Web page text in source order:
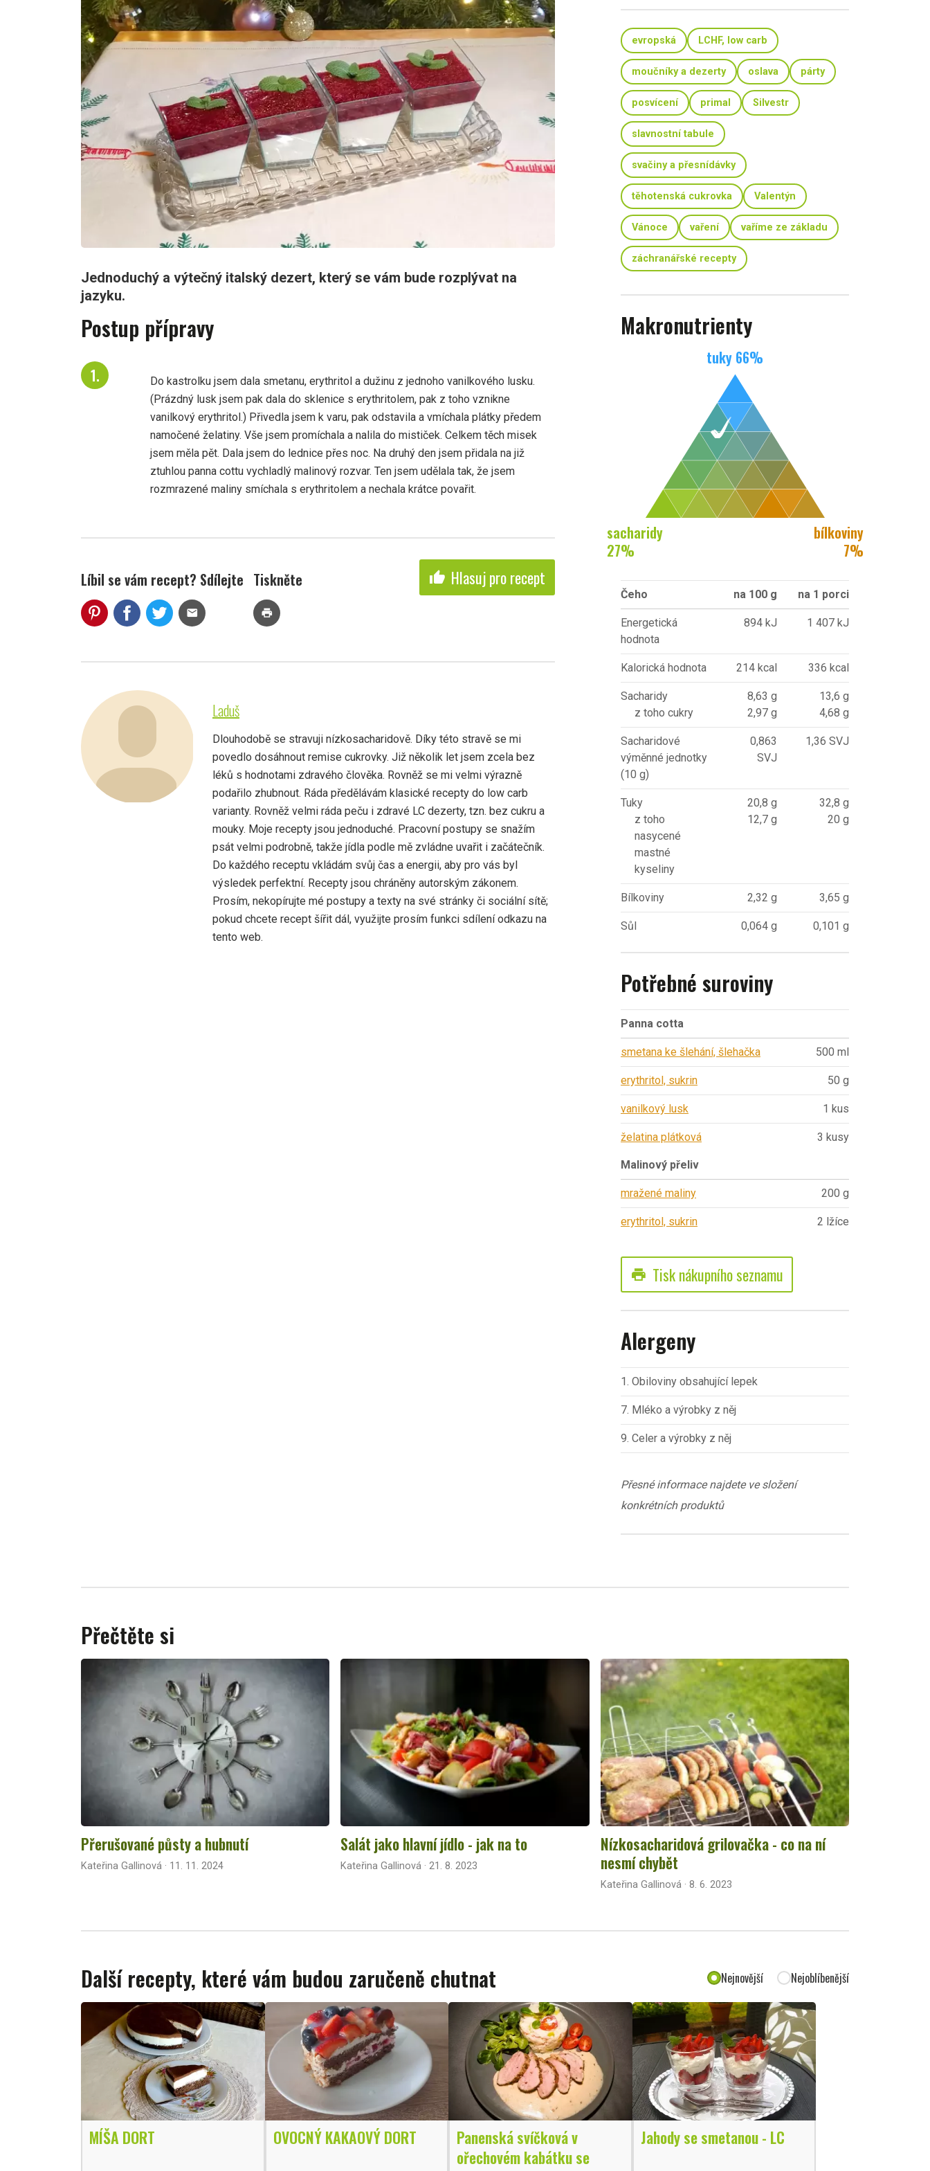
Jednoduchý a výtečný italský dezert, který se vám bude rozplývat na
jazyku.
Postup přípravy
Do kastrolku jsem dala smetanu, erythritol a dužinu z jednoho vanilkového lusku.
(Prázdný lusk jsem pak dala do sklenice s erythritolem, pak z toho vznikne
vanilkový erythritol.) Přivedla jsem k varu, pak odstavila a vmíchala plátky předem
namočené želatiny. Vše jsem promíchala a nalila do mističek. Celkem těch misek
jsem měla pět. Dala jsem do lednice přes noc. Na druhý den jsem přidala na již
ztuhlou panna cottu vychladlý malinový rozvar. Ten jsem udělala tak, že jsem
rozmrazené maliny smíchala s erythritolem a nechala krátce povařit.
Líbil se vám recept? Sdílejte
mail
Tiskněte
print
thumb_up Hlasuj pro recept
Laduš
Dlouhodobě se stravuji nízkosacharidově. Díky této stravě se mi
povedlo dosáhnout remise cukrovky. Již několik let jsem zcela bez
léků s hodnotami zdravého člověka. Rovněž se mi velmi výrazně
podařilo zhubnout. Ráda předělávám klasické recepty do low carb
varianty. Rovněž velmi ráda peču i zdravé LC dezerty, tzn. bez cukru a
mouky. Moje recepty jsou jednoduché. Pracovní postupy se snažím
psát velmi podrobně, takže jídla podle mě zvládne uvařit i začátečník.
Do každého receptu vkládám svůj čas a energii, aby pro vás byl
výsledek perfektní. Recepty jsou chráněny autorským zákonem.
Prosím, nekopírujte mé postupy a texty na své stránky či sociální sítě;
pokud chcete recept šířit dál, využijte prosím funkci sdílení odkazu na
tento web.
evropská LCHF, low carb
moučníky a dezerty oslava párty
posvícení primal Silvestr
slavnostní tabule
svačiny a přesnídávky
těhotenská cukrovka Valentýn
Vánoce vaření vaříme ze základu
záchranářské recepty
Makronutrienty
tuky 66%
sacharidy
27%
bílkoviny
7%
Čeho na 100 g na 1 porci
Energetická
hodnota
894 kJ 1 407 kJ
Kalorická hodnota 214 kcal 336 kcal
Sacharidy
z toho cukry
8,63 g
2,97 g
13,6 g
4,68 g
Sacharidové
výměnné jednotky
(10 g)
0,863
SVJ
1,36 SVJ
Tuky
z toho
nasycené
mastné
kyseliny
20,8 g
12,7 g
32,8 g
20 g
Bílkoviny 2,32 g 3,65 g
Sůl 0,064 g 0,101 g
Potřebné suroviny
Panna cotta
smetana ke šlehání, šlehačka 500 ml
erythritol, sukrin 50 g
vanilkový lusk 1 kus
želatina plátková 3 kusy
Malinový přeliv
mražené maliny 200 g
erythritol, sukrin 2 lžíce
print Tisk nákupního seznamu
Alergeny
1. Obiloviny obsahující lepek
7. Mléko a výrobky z něj
9. Celer a výrobky z něj
Přesné informace najdete ve složení
konkrétních produktů
Přečtěte si
Přerušované půsty a hubnutí
Kateřina Gallinová · 11. 11. 2024
Salát jako hlavní jídlo - jak na to
Kateřina Gallinová · 21. 8. 2023
Nízkosacharidová grilovačka - co na ní
nesmí chybět
Kateřina Gallinová · 8. 6. 2023
Další recepty, které vám budou zaručeně chutnat Nejnovější Nejoblíbenější
MÍŠA DORT OVOCNÝ KAKAOVÝ DORT
Panenská svíčková v
ořechovém kabátku se
Jahody se smetanou - LC